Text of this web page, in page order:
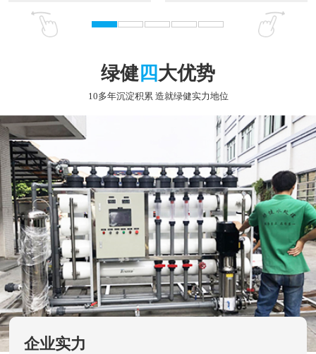
绿健 四大优势
10多年沉淀积累 造就绿健实力地位
企业实力